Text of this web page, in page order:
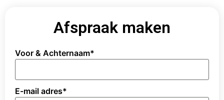
Afspraak maken
Voor & Achternaam*
E-mail adres*